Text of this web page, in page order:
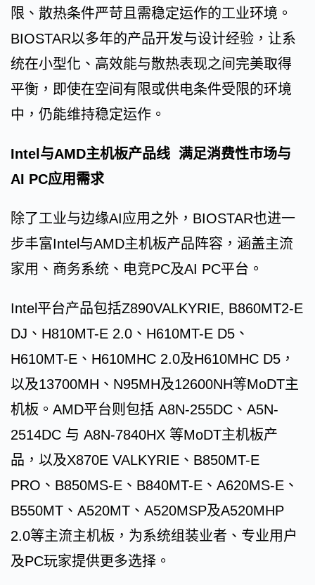
限、散热条件严苛且需稳定运作的工业环境。
BIOSTAR以多年的产品开发与设计经验，让系
统在小型化、高效能与散热表现之间完美取得
平衡，即使在空间有限或供电条件受限的环境
中，仍能维持稳定运作。
Intel与AMD主机板产品线 满足消费性市场与
AI PC应用需求
除了工业与边缘AI应用之外，BIOSTAR也进一
步丰富Intel与AMD主机板产品阵容，涵盖主流
家用、商务系统、电竞PC及AI PC平台。
Intel平台产品包括Z890VALKYRIE, B860MT2-E
DJ、H810MT-E 2.0、H610MT-E D5、
H610MT-E、H610MHC 2.0及H610MHC D5，
以及13700MH、N95MH及12600NH等MoDT主
机板。AMD平台则包括 A8N-255DC、A5N-
2514DC 与 A8N-7840HX 等MoDT主机板产
品，以及X870E VALKYRIE、B850MT-E
PRO、B850MS-E、B840MT-E、A620MS-E、
B550MT、A520MT、A520MSP及A520MHP
2.0等主流主机板，为系统组装业者、专业用户
及PC玩家提供更多选择。